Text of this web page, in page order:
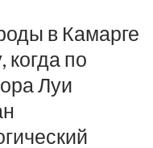
в Камарге
когда по
Луи